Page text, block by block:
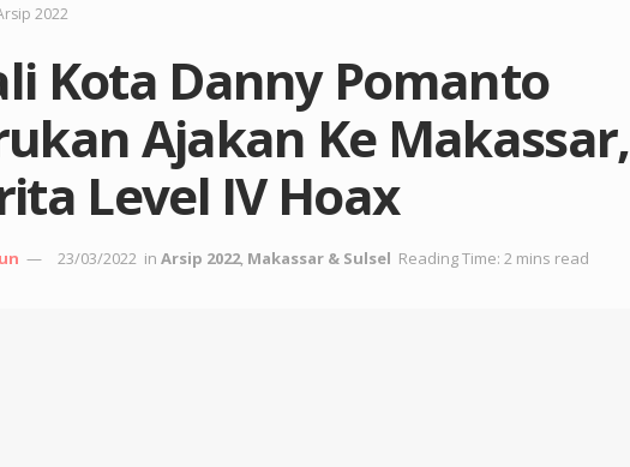
2022
Kota Danny Pomanto
Ajakan Ke Makassar,
Level IV Hoax
23/03/2022 in Arsip 2022, Makassar & Sulsel Reading Time: 2 mins read